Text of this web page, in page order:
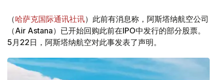
（哈萨克国际通讯社讯）此前有消息称，阿斯塔纳航空公司
（Air Astana）已开始回购此前在IPO中发行的部分股票。
5月22日，阿斯塔纳航空对此事发表了声明。